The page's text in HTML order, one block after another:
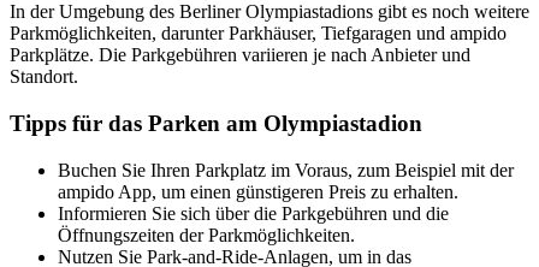
In der Umgebung des Berliner Olympiastadions gibt es noch weitere
Parkmöglichkeiten, darunter Parkhäuser, Tiefgaragen und ampido
Parkplätze. Die Parkgebühren variieren je nach Anbieter und
Standort.
Tipps für das Parken am Olympiastadion
Buchen Sie Ihren Parkplatz im Voraus, zum Beispiel mit der
ampido App, um einen günstigeren Preis zu erhalten.
Informieren Sie sich über die Parkgebühren und die
Öffnungszeiten der Parkmöglichkeiten.
Nutzen Sie Park-and-Ride-Anlagen, um in das